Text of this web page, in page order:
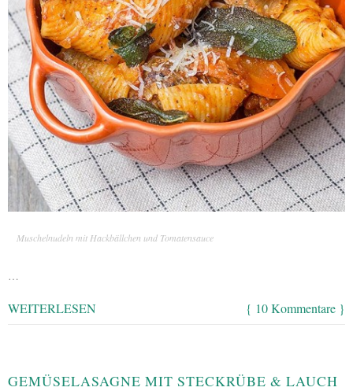
Muschelnudeln mit Hackbällchen und Tomatensauce
…
WEITERLESEN { 10 Kommentare }
GEMÜSELASAGNE MIT STECKRÜBE & LAUCH